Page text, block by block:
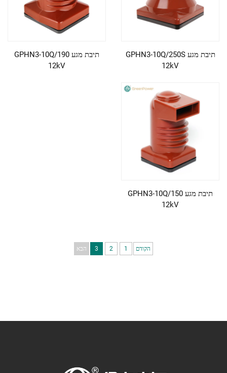
תיבת מגע GPHN3-10Q/250S
12kV
תיבת מגע GPHN3-10Q/190
12kV
תיבת מגע GPHN3-10Q/150
12kV
הקודם 1
2
3 הבא